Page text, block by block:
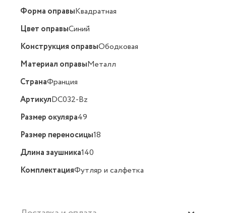
Форма оправыКвадратная
Цвет оправыСиний
Конструкция оправыОбодковая
Материал оправыМеталл
СтранаФранция
АртикулDC032-Bz
Размер окуляра49
Размер переносицы18
Длина заушника140
КомплектацияФутляр и салфетка